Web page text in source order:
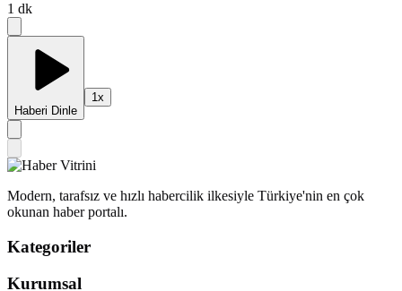
1 dk
Haberi Dinle
1x
Modern, tarafsız ve hızlı habercilik ilkesiyle Türkiye'nin en çok
okunan haber portalı.
Kategoriler
Kurumsal